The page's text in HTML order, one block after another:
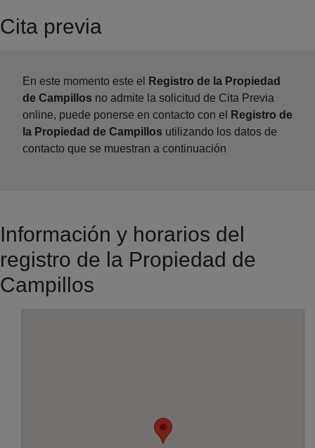
Cita previa
En este momento este el
Registro de la Propiedad
de Campillos no admite la solicitud de Cita Previa
online, puede ponerse en contacto con el
Registro de
la Propiedad de Campillos utilizando los datos de
contacto que se muestran a continuación
Información y horarios del
registro de la Propiedad de
Campillos